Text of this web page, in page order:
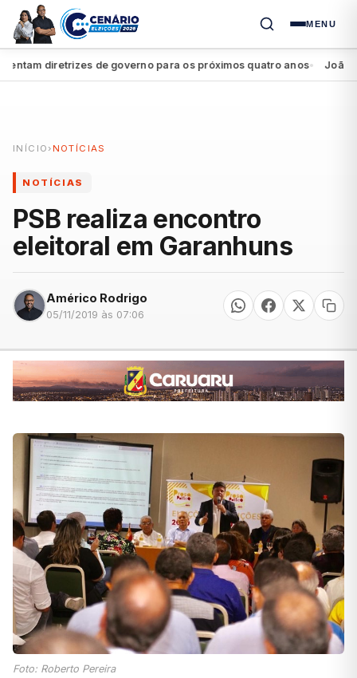
MENU
diretrizes de governo para os próximos quatro anos● João
INÍCIO › NOTÍCIAS
NOTÍCIAS
PSB realiza encontro
eleitoral em Garanhuns
Américo Rodrigo
05/11/2019 às 07:06
Foto: Roberto Pereira